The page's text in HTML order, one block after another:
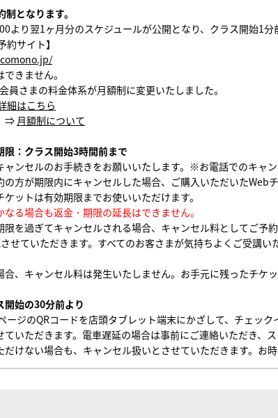
となります。
より翌1ヶ月分のスケジュールが公開となり、クラス開始1分
約サイト】
きません。
員さまの料金体系が月額制に変更いたしました。
細はこちら
⇒月額制について
：クラス開始3時間前まで
ャンセルのお手続きをお願いいたします。※お電話でのキャン
の方が期限内にキャンセルした場合、ご購入いただいたWeb
ットは有効期限までお使いいただけます。
る場合も返金・期限の延長はできません。
限を過ぎてキャンセルされる場合、キャンセル料としてご予
せていただきます。すべてのお客さまが気持ちよくご受講
、キャンセル料は発生いたしません。お手元に残ったチケ
始の30分前より
ージのQRコードを店頭タブレット端末にかざして、チェック
ていただきます。電車遅延の場合は事前にご連絡いただき、
けない場合も、キャンセル扱いとさせていただきます。お時